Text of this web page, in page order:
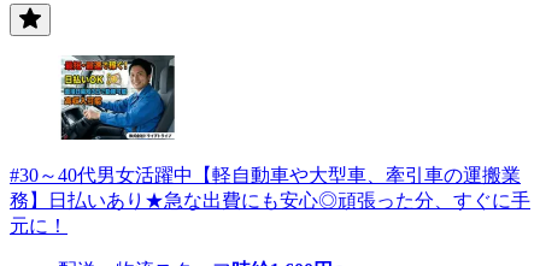
#30～40代男女活躍中【軽自動車や大型車、牽引車の運搬業
務】日払いあり★急な出費にも安心◎頑張った分、すぐに手
元に！